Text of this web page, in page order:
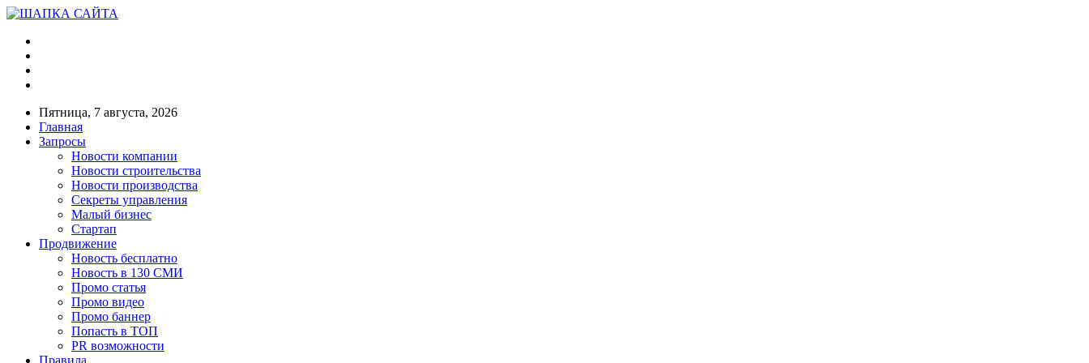
Пятница, 7 августа, 2026
Главная
Запросы
Новости компании
Новости строительства
Новости производства
Секреты управления
Малый бизнес
Стартап
Продвижение
Новость бесплатно
Новость в 130 СМИ
Промо статья
Промо видео
Промо баннер
Попасть в ТОП
PR возможности
Правила